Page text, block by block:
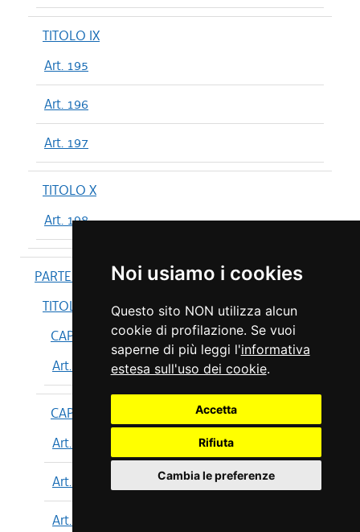
Noi usiamo i cookies
Questo sito NON utilizza alcun
cookie di profilazione. Se vuoi
saperne di più leggi l'informativa
estesa sull'uso dei cookie.
Accetta
Rifiuta
Cambia le preferenze
TITOLO IX
Art. 195
Art. 196
Art. 197
TITOLO X
Art. 198
PARTE IV
TITOLO I
CAPO I
Art. 199
CAPO II
Art. 200
Art. 201
Art. 202